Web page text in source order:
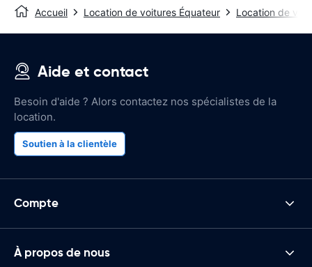
Accueil Location de voitures Équateur Location de
Aide et contact
Besoin d'aide ? Alors contactez nos spécialistes de la
location.
Soutien à la clientèle
Compte
À propos de nous